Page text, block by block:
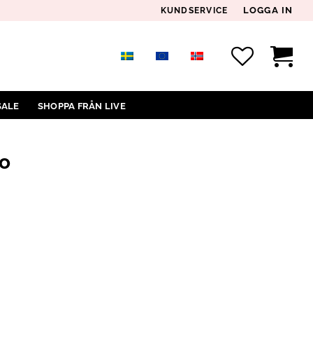
KUNDSERVICE LOGGA IN
SHOPPA FRÅN LIVE